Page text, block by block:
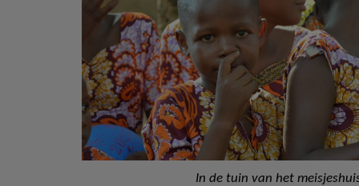
In de tuin van het